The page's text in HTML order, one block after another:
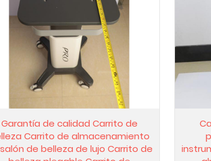
Garantía de calidad Carrito de
Carrito de almacenamiento
de belleza de lujo Carrito de